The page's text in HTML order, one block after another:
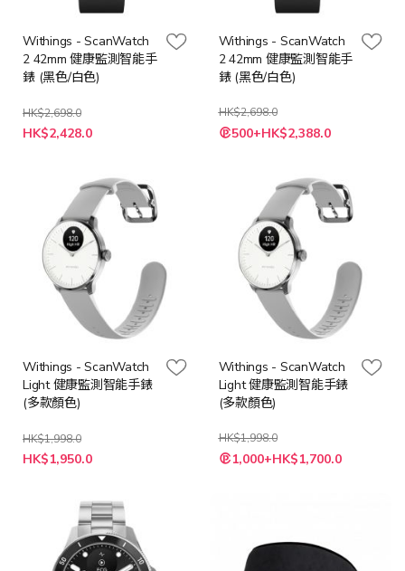
Withings - ScanWatch
2 42mm 健康監測智能手
錶 (黑色/白色)
HK$2,698.0
HK$2,428.0
Withings - ScanWatch
2 42mm 健康監測智能手
錶 (黑色/白色)
HK$2,698.0
500+HK$2,388.0
Withings - ScanWatch
Light 健康監測智能手錶
(多款顏色)
HK$1,998.0
HK$1,950.0
Withings - ScanWatch
Light 健康監測智能手錶
(多款顏色)
HK$1,998.0
1,000+HK$1,700.0